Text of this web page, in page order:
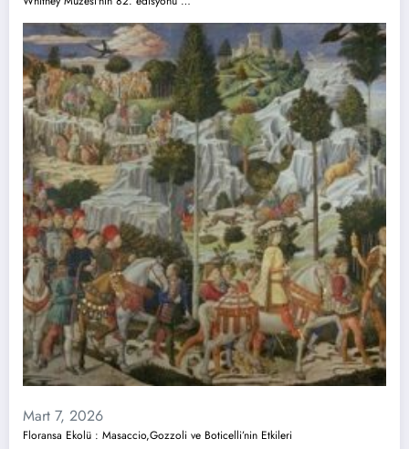
Mart 7, 2026
Floransa Ekolü : Masaccio,Gozzoli ve Boticelli’nin Etkileri